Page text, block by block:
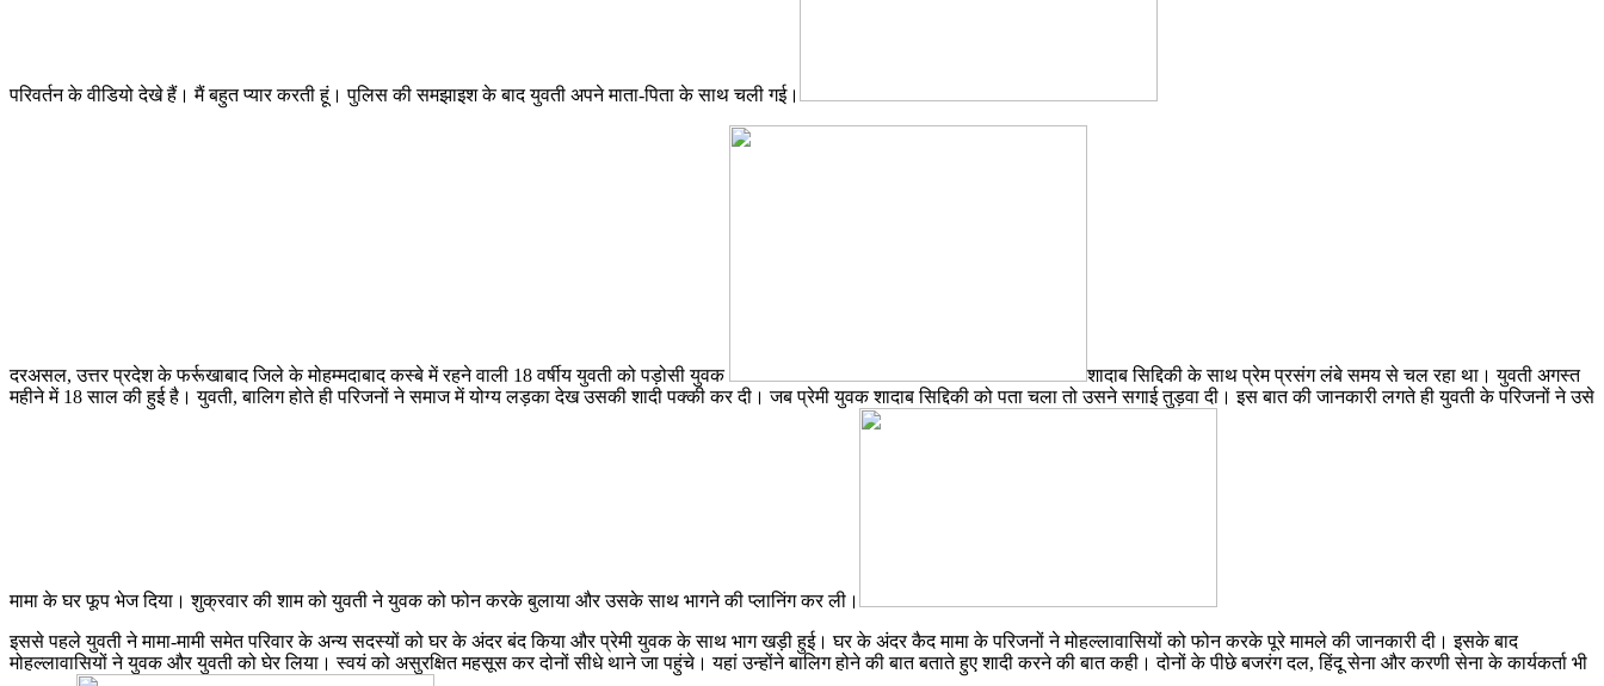
परिवर्तन के वीडियो देखे हैं। मैं बहुत प्यार करती हूं। पुलिस की समझाइश के बाद युवती अपने माता-पिता के साथ चली गई।
दरअसल, उत्तर प्रदेश के फर्रूखाबाद जिले के मोहम्मदाबाद कस्बे में रहने वाली 18 वर्षीय युवती को पड़ोसी युवक
शादाब सिद्दिकी के साथ प्रेम प्रसंग लंबे समय से चल रहा था। युवती अगस्त
महीने में 18 साल की हुई है। युवती, बालिग होते ही परिजनों ने समाज में योग्य लड़का देख उसकी शादी पक्की कर दी। जब प्रेमी युवक शादाब सिद्दिकी को पता चला तो उसने सगाई तुड़वा दी। इस बात की जानकारी लगते ही युवती के परिजनों ने उसे
मामा के घर फूप भेज दिया। शुक्रवार की शाम को युवती ने युवक को फोन करके बुलाया और उसके साथ भागने की प्लानिंग कर ली।
इससे पहले युवती ने मामा-मामी समेत परिवार के अन्य सदस्यों को घर के अंदर बंद किया और प्रेमी युवक के साथ भाग खड़ी हुई। घर के अंदर कैद मामा के परिजनों ने मोहल्लावासियों को फोन करके पूरे मामले की जानकारी दी। इसके बाद
मोहल्लावासियों ने युवक और युवती को घेर लिया। स्वयं को असुरक्षित महसूस कर दोनों सीधे थाने जा पहुंचे। यहां उन्होंने बालिग होने की बात बताते हुए शादी करने की बात कही। दोनों के पीछे बजरंग दल, हिंदू सेना और करणी सेना के कार्यकर्ता भी